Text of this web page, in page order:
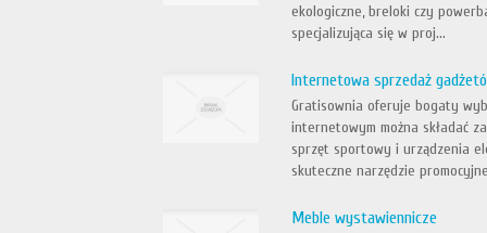
ekologiczne, breloki czy
specjalizująca się w proj...
Internetowa sprzedaż
Gratisownia oferuje bogaty
internetowym można składać
sprzęt sportowy i urządzenia
skuteczne narzędzie
Meble wystawiennicze